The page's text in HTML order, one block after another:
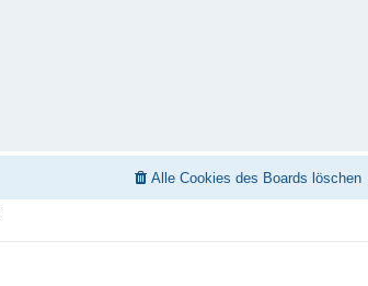
Alle Cookies des Boards löschen